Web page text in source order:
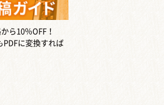
ら10％OFF！
に変換すれば